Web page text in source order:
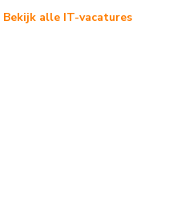
Bekijk alle IT-vacatures